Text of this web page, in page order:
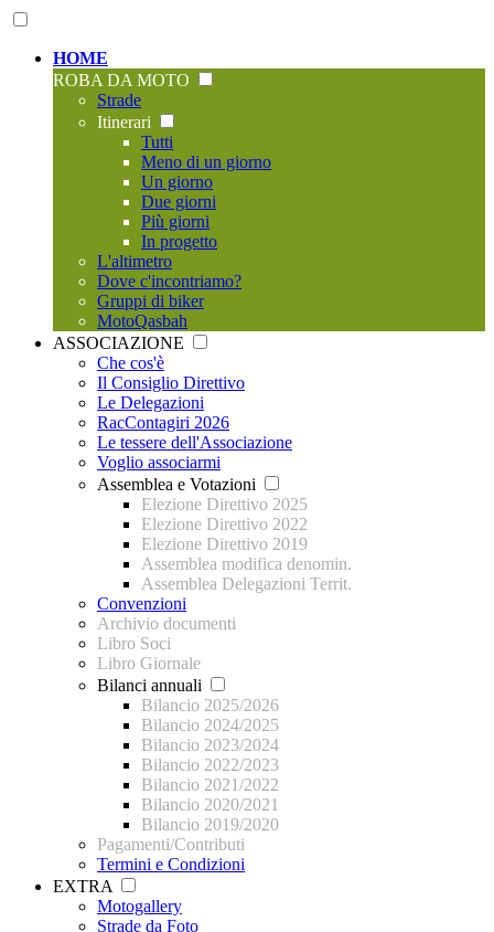
HOME
ROBA DA MOTO
Strade
Itinerari
Tutti
Meno di un giorno
Un giorno
Due giorni
Più giorni
In progetto
L'altimetro
Dove c'incontriamo?
Gruppi di biker
MotoQasbah
ASSOCIAZIONE
Che cos'è
Il Consiglio Direttivo
Le Delegazioni
RacContagiri 2026
Le tessere dell'Associazione
Voglio associarmi
Assemblea e Votazioni
Elezione Direttivo 2025
Elezione Direttivo 2022
Elezione Direttivo 2019
Assemblea modifica denomin.
Assemblea Delegazioni Territ.
Convenzioni
Archivio documenti
Libro Soci
Libro Giornale
Bilanci annuali
Bilancio 2025/2026
Bilancio 2024/2025
Bilancio 2023/2024
Bilancio 2022/2023
Bilancio 2021/2022
Bilancio 2020/2021
Bilancio 2019/2020
Pagamenti/Contributi
Termini e Condizioni
EXTRA
Motogallery
Strade da Foto